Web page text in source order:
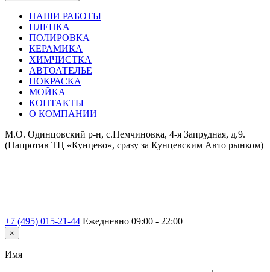
НАШИ РАБОТЫ
ПЛЕНКА
ПОЛИРОВКА
КЕРАМИКА
ХИМЧИСТКА
АВТОАТЕЛЬЕ
ПОКРАСКА
МОЙКА
КОНТАКТЫ
О КОМПАНИИ
М.О. Одинцовский р-н, с.Немчиновка, 4-я Запрудная, д.9.
(Напротив ТЦ «Кунцево», сразу за Кунцевским Авто рынком)
+7 (495) 015-21-44 Ежедневно 09:00 - 22:00
×
Имя